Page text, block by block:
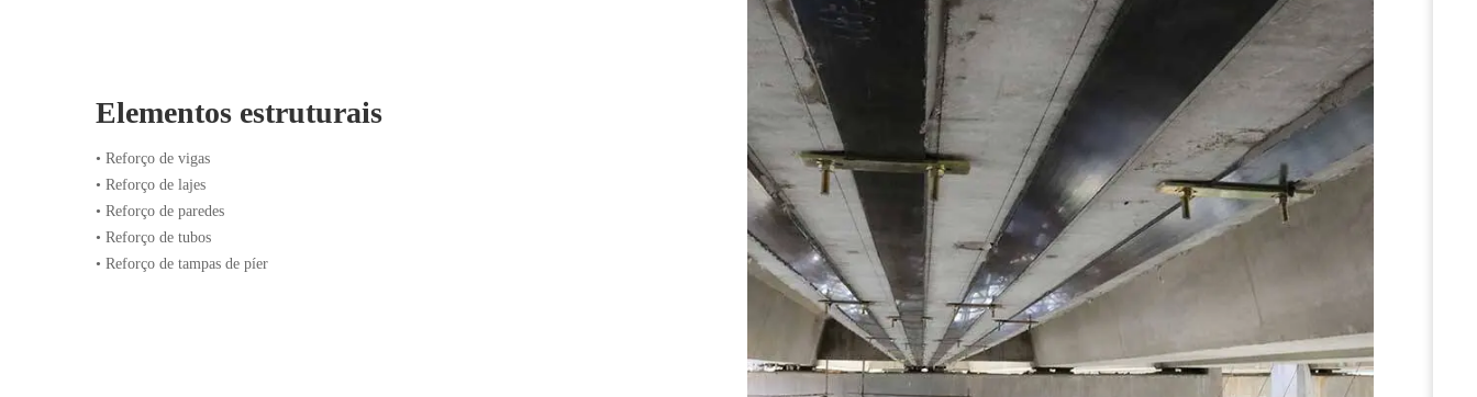
Elementos estruturais
• Reforço de vigas
• Reforço de lajes
• Reforço de paredes
• Reforço de tubos
• Reforço de tampas de píer